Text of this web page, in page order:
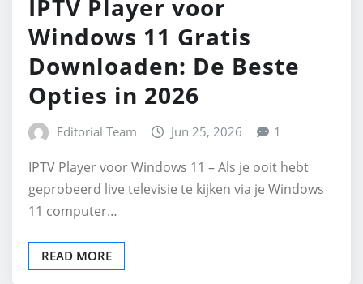
IPTV Player voor
Windows 11 Gratis
Downloaden: De Beste
Opties in 2026
Editorial Team Jun 25, 2026 1
IPTV Player voor Windows 11 – Als je ooit hebt
geprobeerd live televisie te kijken via je Windows
11 computer…
READ MORE